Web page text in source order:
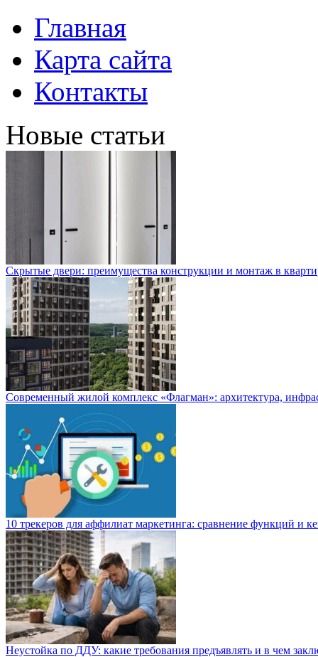
Главная
Карта сайта
Контакты
Новые статьи
Скрытые двери: преимущества конструкции и монтаж в
Современный жилой комплекс «Флагман»: архитектура,
10 трекеров для аффилиат маркетинга: сравнение функций и
Неустойка по ДДУ: какие требования предъявлять и в чем